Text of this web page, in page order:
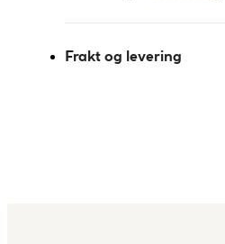
Frakt og levering